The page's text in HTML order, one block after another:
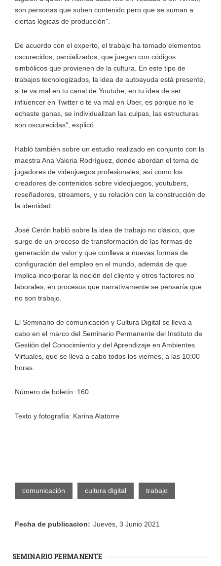
son personas que suben contenido pero que se suman a
ciertas lógicas de producción".
De acuerdo con el experto, el trabajo ha tomado elementos
oscurecidos, parcializados, que juegan con códigos
simbólicos que provienen de la cultura. En este tipo de
trabajos tecnologizados, la idea de autoayuda está presente,
si te va mal en tu canal de Youtube, en tu idea de ser
influencer en Twitter o te va mal en Uber, es porque no le
echaste ganas, se individualizan las culpas, las estructuras
son oscurecidas", explicó.
Habló también sobre un estudio realizado en conjunto con la
maestra Ana Valeria Rodríguez, donde abordan el tema de
jugadores de videojuegos profesionales, así como los
creadores de contenidos sobre videojuegos, youtubers,
reseñadores, streamers, y su relación con la construcción de
la identidad.
José Cerón habló sobre la idea de trabajo no clásico, que
surge de un proceso de transformación de las formas de
generación de valor y que conlleva a nuevas formas de
configuración del empleo en el mundo, además de que
implica incorporar la noción del cliente y otros factores no
laborales, en procesos que narrativamente se pensaría que
no son trabajo.
El Seminario de comunicación y Cultura Digital se lleva a
cabo en el marco del Seminario Permanente del Instituto de
Gestión del Conocimiento y del Aprendizaje en Ambientes
Virtuales, que se lleva a cabo todos los viernes, a las 10:00
horas.
Número de boletín: 160
Texto y fotografía: Karina Alatorre
comunicación cultura digital trabajo
Fecha de publicacion: Jueves, 3 Junio 2021
SEMINARIO PERMANENTE